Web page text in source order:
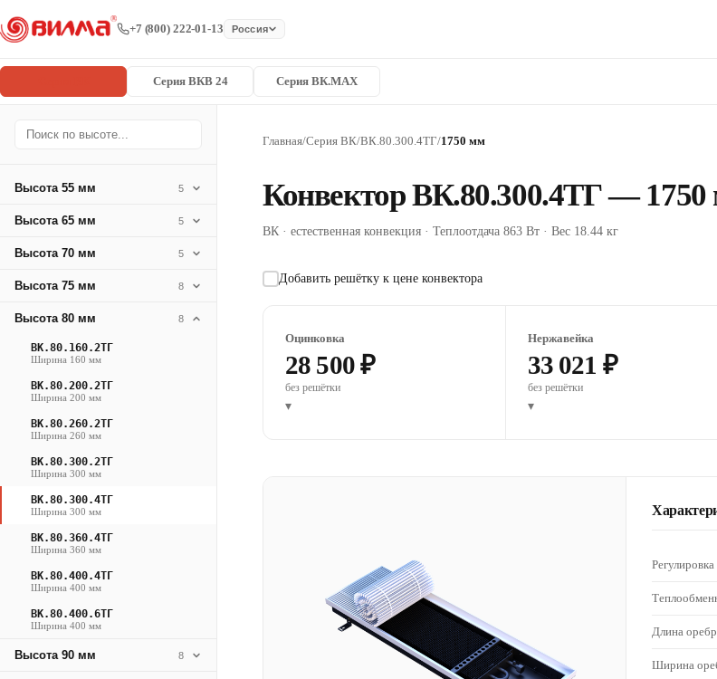
+7 (800) 222-01-13 Россия
Серия ВКВ 24 Серия ВК.MAX
Высота 55 мм 5
Высота 65 мм 5
Высота 70 мм 5
Высота 75 мм 8
Высота 80 мм 8
ВК.80.160.2ТГ
Ширина 160 мм
ВК.80.200.2ТГ
Ширина 200 мм
ВК.80.260.2ТГ
Ширина 260 мм
ВК.80.300.2ТГ
Ширина 300 мм
ВК.80.300.4ТГ
Ширина 300 мм
ВК.80.360.4ТГ
Ширина 360 мм
ВК.80.400.4ТГ
Ширина 400 мм
ВК.80.400.6ТГ
Ширина 400 мм
Высота 90 мм 8
Главная/Серия ВК/ВК.80.300.4ТГ/1750 мм
Конвектор ВК.80.300.4ТГ —
ВК · естественная конвекция · Теплоотдача 863 Вт · Вес 18.44 кг
Добавить решётку к цене конвектора
Оцинковка
28 500 ₽
без решётки
▾
Нержавейка
33 021 ₽
без решётки
▾
Длина
Ширина